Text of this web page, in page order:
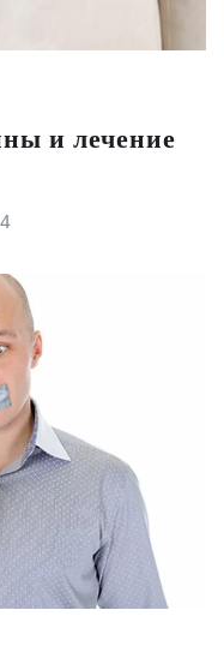
и лечение